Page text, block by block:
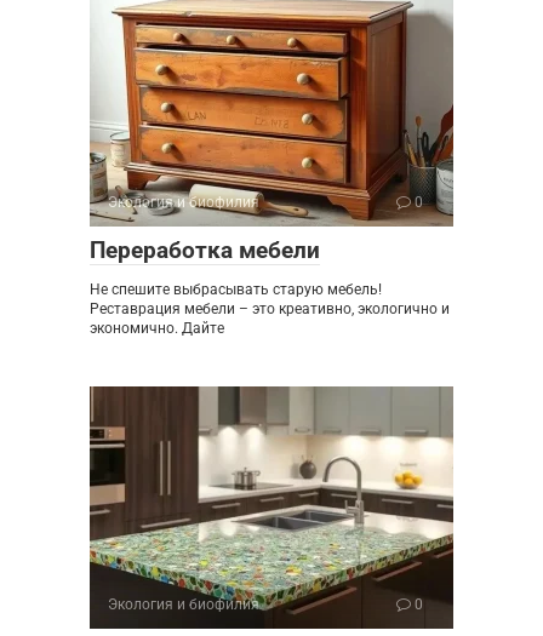
Экология и биофилия 0
Переработка мебели
Не спешите выбрасывать старую мебель!
Реставрация мебели – это креативно, экологично и
экономично. Дайте
Экология и биофилия 0